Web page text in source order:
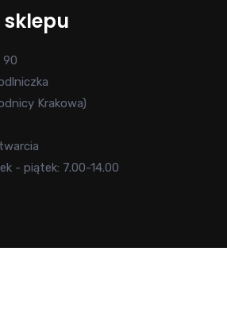
90
Krakowa)
- piątek: 7.00-14.00